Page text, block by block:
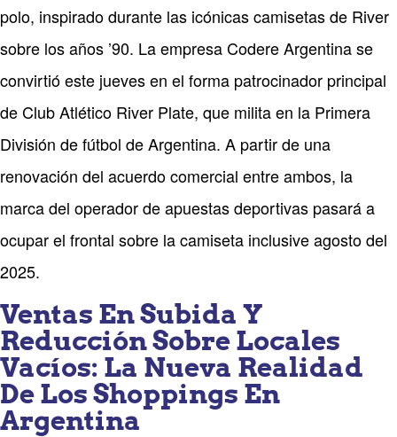
polo, inspirado durante las icónicas camisetas de River
sobre los años ’90. La empresa Codere Argentina se
convirtió este jueves en el forma patrocinador principal
de Club Atlético River Plate, que milita en la Primera
División de fútbol de Argentina. A partir de una
renovación del acuerdo comercial entre ambos, la
marca del operador de apuestas deportivas pasará a
ocupar el frontal sobre la camiseta inclusive agosto del
2025.
Ventas En Subida Y
Reducción Sobre Locales
Vacíos: La Nueva Realidad
De Los Shoppings En
Argentina